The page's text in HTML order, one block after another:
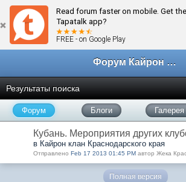
Read forum faster on mobile. Get
Tapatalk app?
FREE - on Google Play
Форум Кайрон клана
Результаты поиска
Форум Блоги Галерея
Кубань. Мероприятия других
в Кайрон клан Краснодарского края
Отправлено Feb 17 2013 01:45 PM автор Жека
Полная версия